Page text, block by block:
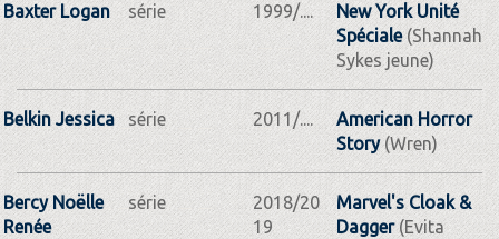
Baxter Logan série 1999/....
New York Unité
Spéciale(Shannah
Sykes jeune)
Belkin Jessica série 2011/....
American Horror
Story(Wren)
Bercy Noëlle
Renée
série
2018/20
19
Marvel's Cloak &
Dagger(Evita